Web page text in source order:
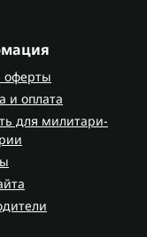
ведра?
в магазине
В
объемов
оферты
и оплата
для милитари-